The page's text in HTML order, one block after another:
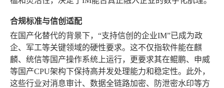
合规标准与信创适配
在国产化替代的背景下，“支持信创的企业IM”已成为政
企、军工等关键领域的硬性要求。这不仅指软件能在麒
麟、统信等国产操作系统上运行，更要求其在鲲鹏、申威
等国产CPU架构下保持高并发处理能力和稳定性。此外，
这些行业对消息审计、数据全链路加密、防泄密水印等方